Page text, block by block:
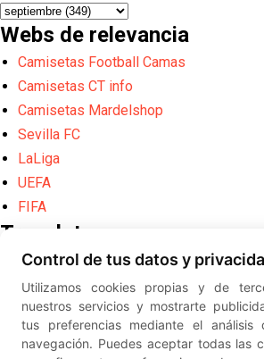
Webs de relevancia
Camisetas Football Camas
Camisetas CT info
Camisetas Mardelshop
Sevilla FC
LaLiga
UEFA
FIFA
Translate
Powered by
Translate
Diseño web creado por Erick
©
el Sevilla FC, Sevilla Atlético, Sevilla
Control de tus datos y
Utilizamos cookies propias y de
nuestros servicios y mostrarte
tus preferencias mediante el
navegación. Puedes aceptar todas las